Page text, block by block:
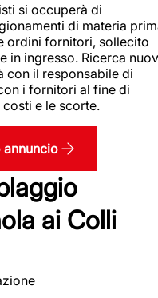
si occuperà di
di materia
ordini fornitori, sollecito
in ingresso. Ricerca
con il responsabile di
i fornitori al fine di
e le scorte.
annuncio
ai Colli